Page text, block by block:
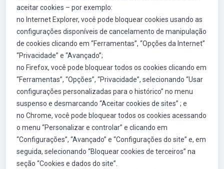
aceitar cookies – por exemplo:
no Internet Explorer, você pode bloquear cookies usando as
configurações disponíveis de cancelamento de manipulação
de cookies clicando em “Ferramentas”, “Opções da Internet”
“Privacidade” e “Avançado”;
no Firefox, você pode bloquear todos os cookies clicando em
“Ferramentas”, “Opções”, “Privacidade”, selecionando “Usar
configurações personalizadas para o histórico” no menu
suspenso e desmarcando “Aceitar cookies de sites” ; e
no Chrome, você pode bloquear todos os cookies acessando
o menu “Personalizar e controlar” e clicando em
“Configurações”, “Avançado” e “Configurações do site” e, em
seguida, selecionando “Bloquear cookies de terceiros” na
seção “Cookies e dados do site”.